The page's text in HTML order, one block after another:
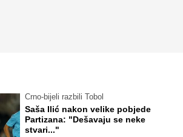
Crno-bijeli razbili Tobol
Saša Ilić nakon velike pobjede
Partizana: "Dešavaju se neke
stvari..."